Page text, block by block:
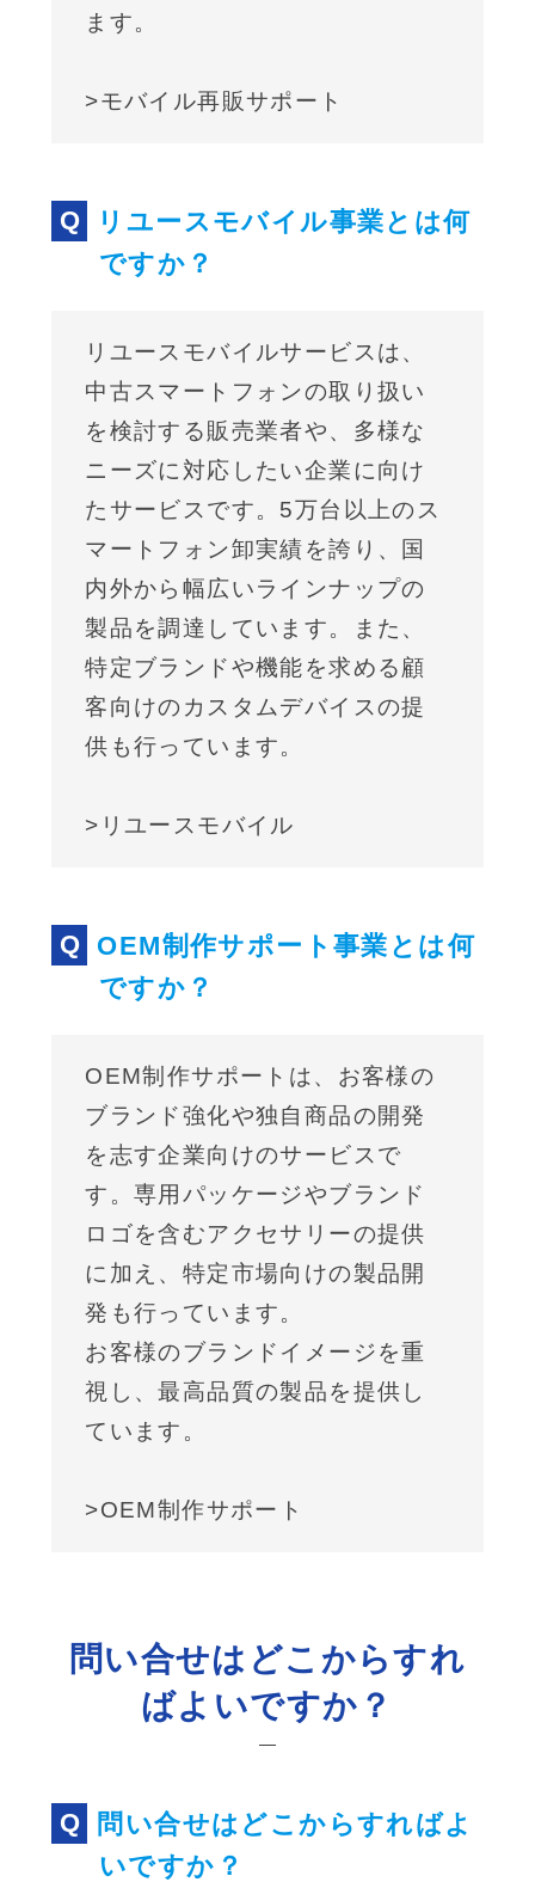
ます。
>モバイル再販サポート
リユースモバイル事業とは何
ですか？
リユースモバイルサービスは、
中古スマートフォンの取り扱い
を検討する販売業者や、多様な
ニーズに対応したい企業に向け
たサービスです。5万台以上のス
マートフォン卸実績を誇り、国
内外から幅広いラインナップの
製品を調達しています。また、
特定ブランドや機能を求める顧
客向けのカスタムデバイスの提
供も行っています。
>リユースモバイル
OEM制作サポート事業とは何
ですか？
OEM制作サポートは、お客様の
ブランド強化や独自商品の開発
を志す企業向けのサービスで
す。専用パッケージやブランド
ロゴを含むアクセサリーの提供
に加え、特定市場向けの製品開
発も行っています。
お客様のブランドイメージを重
視し、最高品質の製品を提供し
ています。
>OEM制作サポート
問い合せはどこからすれ
ばよいですか？
問い合せはどこからすればよ
いですか？